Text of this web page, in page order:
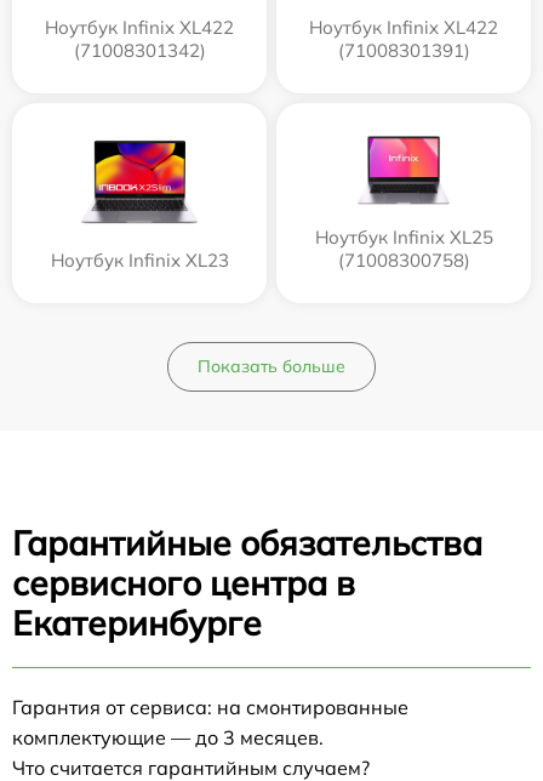
Ноутбук Infinix XL422
(71008301342)
Ноутбук Infinix XL422
(71008301391)
Ноутбук Infinix XL23
Ноутбук Infinix XL25
(71008300758)
Показать больше
Гарантийные обязательства
сервисного центра в
Екатеринбурге
Гарантия от сервиса: на смонтированные
комплектующие — до 3 месяцев.
Что считается гарантийным случаем?